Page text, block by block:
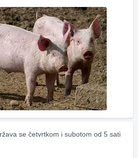
se četvrtkom i subotom od 5 sati